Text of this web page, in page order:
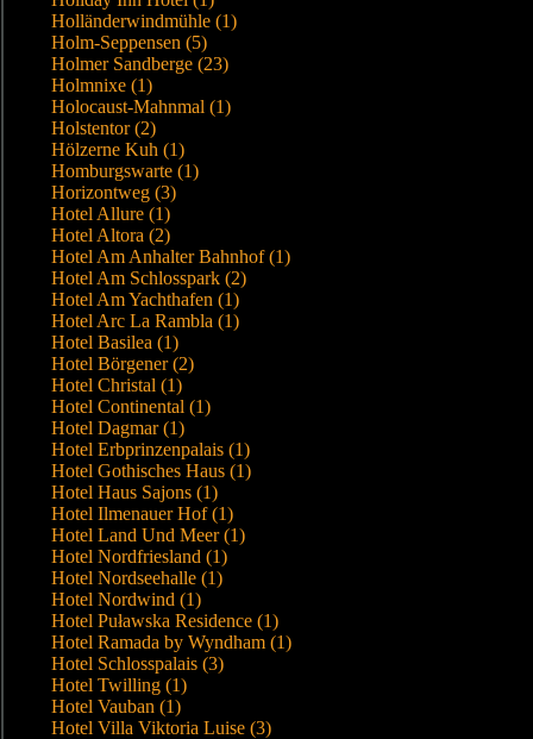
Holländerwindmühle (1)
Holm-Seppensen (5)
Holmer Sandberge (23)
Holmnixe (1)
Holocaust-Mahnmal (1)
Holstentor (2)
Hölzerne Kuh (1)
Homburgswarte (1)
Horizontweg (3)
Hotel Allure (1)
Hotel Altora (2)
Hotel Am Anhalter Bahnhof (1)
Hotel Am Schlosspark (2)
Hotel Am Yachthafen (1)
Hotel Arc La Rambla (1)
Hotel Basilea (1)
Hotel Börgener (2)
Hotel Christal (1)
Hotel Continental (1)
Hotel Dagmar (1)
Hotel Erbprinzenpalais (1)
Hotel Gothisches Haus (1)
Hotel Haus Sajons (1)
Hotel Ilmenauer Hof (1)
Hotel Land Und Meer (1)
Hotel Nordfriesland (1)
Hotel Nordseehalle (1)
Hotel Nordwind (1)
Hotel Puławska Residence (1)
Hotel Ramada by Wyndham (1)
Hotel Schlosspalais (3)
Hotel Twilling (1)
Hotel Vauban (1)
Hotel Villa Viktoria Luise (3)